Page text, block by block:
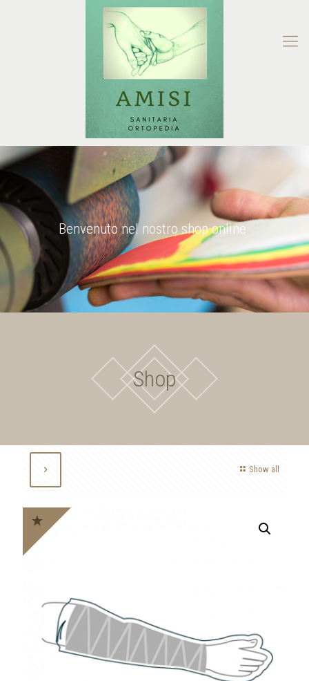
Benvenuto nel nostro shop online
Shop
Show all